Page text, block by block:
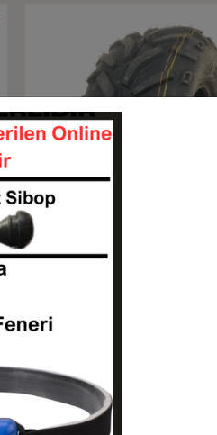
6Kat Ön Arka Takım Atv Utv
Lastiği
25812-251012-P3501
21.500,00 TL